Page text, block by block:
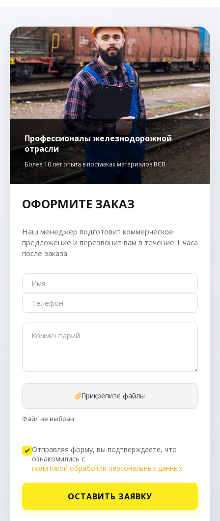
Профессионалы железнодорожной
отрасли
Более 10 лет опыта в поставках материалов ВСП
ОФОРМИТЕ ЗАКАЗ
Наш менеджер подготовит коммерческое
предложение и перезвонит вам в течение 1 часа
после заказа.
Прикрепите файлы
Файл не выбран
Отправляя форму, вы подтверждаете, что
ознакомились с
политикой обработки персональных данных
ОСТАВИТЬ ЗАЯВКУ